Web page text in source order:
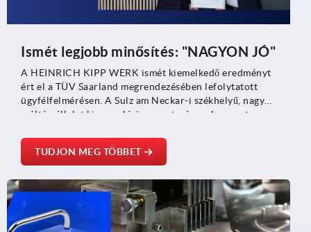
Ismét legjobb minősítés: "NAGYON JÓ"
A HEINRICH KIPP WERK ismét kiemelkedő eredményt
ért el a TÜV Saarland megrendezésében lefolytatott
ügyfélfelmérésen. A Sulz am Neckar-i székhelyű, nagy
múltú vállalat kimagasló összpontszámmal szerezte meg
felmérés célja a vállalat általános teljesítménye és az
ebből fakadó ügyfélelégedettség a részletes elemzése
TUDJON MEG TÖBBET